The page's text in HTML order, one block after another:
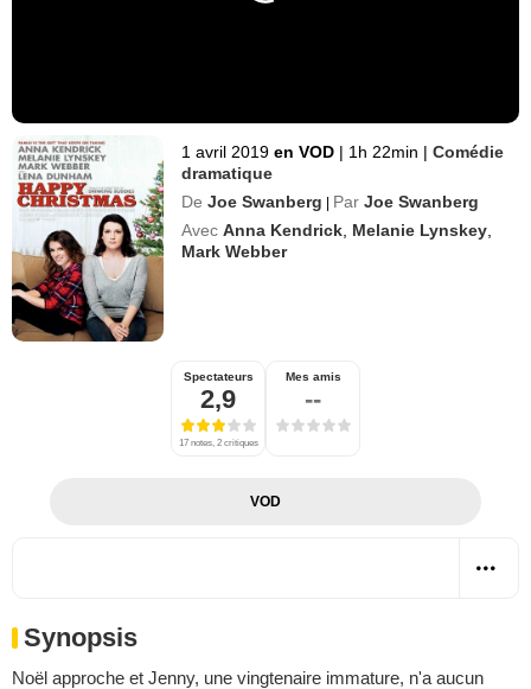
1 avril 2019 en VOD | 1h 22min | Comédie
dramatique
De Joe Swanberg | Par Joe Swanberg
Avec Anna Kendrick Melanie Lynskey
Mark Webber
Spectateurs
2,9
17 notes, 2 critiques
Mes amis
--
VOD
Synopsis
Noël approche et Jenny, une vingtenaire immature, n'a aucun